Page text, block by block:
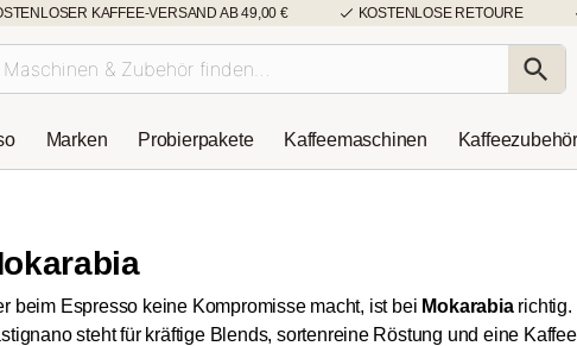
KAFFEE-VERSAND AB 49,00 € KOSTENLOSE RETOURE
Marken Probierpakete Kaffeemaschinen Kaffeezubehör
beim Espresso keine Kompromisse macht, ist bei Mokarabiarichtig.
steht für kräftige Blends, sortenreine Röstung und eine